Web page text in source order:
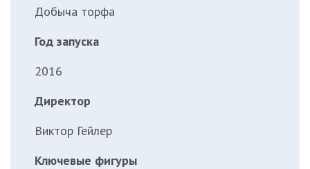
Добыча торфа
Год запуска
2016
Директор
Виктор Гейлер
Ключевые фигуры